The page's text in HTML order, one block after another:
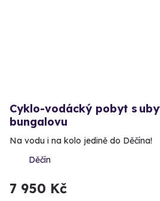
Cyklo-vodácký pobyt s
bungalovu
Na vodu i na kolo jedině do Děčína!
Děčín
7 950 Kč